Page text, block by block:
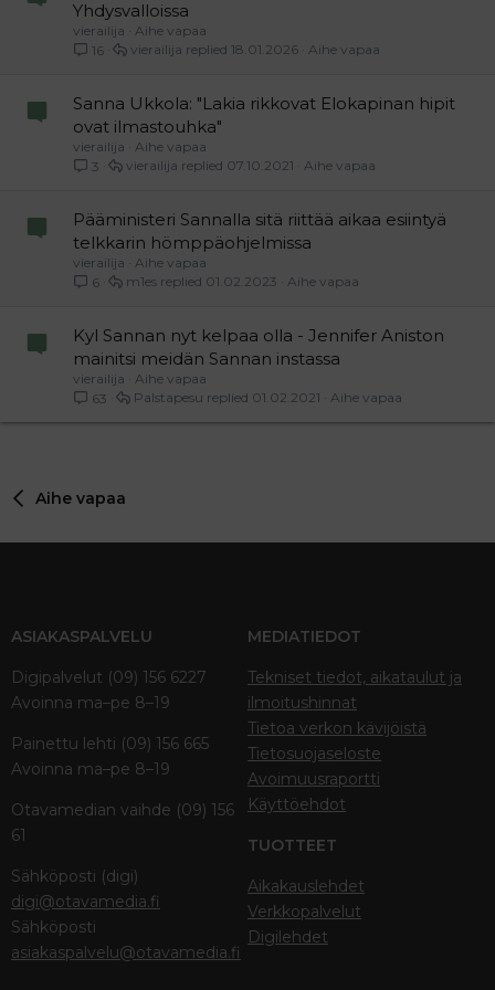
Yhdysvalloissa
vierailija
Aihe vapaa
16
Aihe vapaa
18.01.2026
vierailija
Sanna Ukkola: "Lakia rikkovat Elokapinan hipit
ovat ilmastouhka"
vierailija
Aihe vapaa
3
Aihe vapaa
07.10.2021
vierailija
Pääministeri Sannalla sitä riittää aikaa esiintyä
telkkarin hömppäohjelmissa
vierailija
Aihe vapaa
6
Aihe vapaa
01.02.2023
m1es
Kyl Sannan nyt kelpaa olla - Jennifer Aniston
mainitsi meidän Sannan instassa
vierailija
Aihe vapaa
63
Aihe vapaa
01.02.2021
Palstapesu
Aihe vapaa
ASIAKASPALVELU
Digipalvelut (09) 156 6227
Avoinna ma–pe 8–19
Painettu lehti (09) 156 665
Avoinna ma–pe 8–19
Otavamedian vaihde (09) 156
61
Sähköposti (digi)
digi@otavamedia.fi
Sähköposti
asiakaspalvelu@otavamedia.fi
MEDIATIEDOT
Tekniset tiedot, aikataulut ja
ilmoitushinnat
Tietoa verkon kävijöistä
Tietosuojaseloste
Avoimuusraportti
Käyttöehdot
TUOTTEET
Aikakauslehdet
Verkkopalvelut
Digilehdet